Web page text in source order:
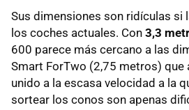
Sus dimensiones son ridículas si
los coches actuales. Con 3,3
600 parece más cercano a las
Smart ForTwo (2,75 metros) que
unido a la escasa velocidad a la
sortear los conos son apenas